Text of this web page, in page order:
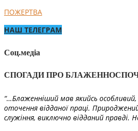
ПОЖЕРТВА
НАШ ТЕЛЕГРАМ
Соц.медіа
СПОГАДИ ПРО
“…Блаженніший мав якийсь
оточення відданої праці.
служіння, виключно відданий правді.